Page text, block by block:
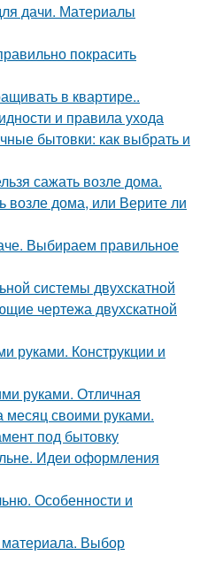
дачи. Материалы
покрасить
в квартире..
и правила ухода
бытовки: как выбрать и
сажать возле дома.
возле дома, или Верите ли
Выбираем правильное
системы двухскатной
чертежа двухскатной
руками. Конструкции и
руками. Отличная
месяц своими руками.
под бытовку
Идеи оформления
Особенности и
Выбор